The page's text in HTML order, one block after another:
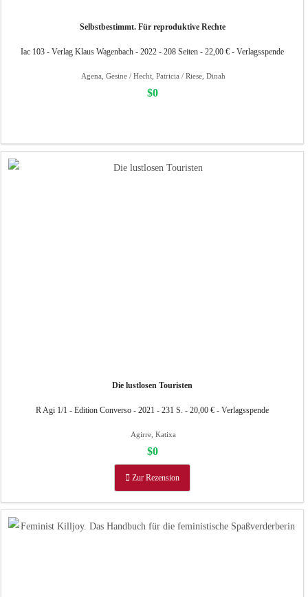
Selbstbestimmt. Für reproduktive Rechte
Iac 103 - Verlag Klaus Wagenbach - 2022 - 208 Seiten - 22,00 € - Verlagsspende
Agena, Gesine / Hecht, Patricia / Riese, Dinah
$0
Die lustlosen Touristen
R Agi 1/1 - Edition Converso - 2021 - 231 S. - 20,00 € - Verlagsspende
Agirre, Katixa
$0
Zur Rezension